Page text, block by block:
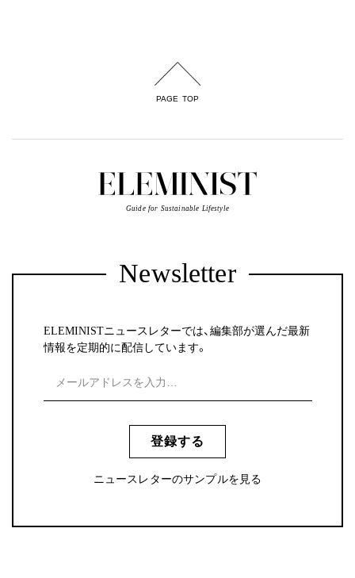
PAGE TOP
Guide for Sustainable Lifestyle
Newsletter
ELEMINISTニュースレターでは、編集部が選んだ最新
情報を定期的に配信しています。
登録する
ニュースレターのサンプルを見る